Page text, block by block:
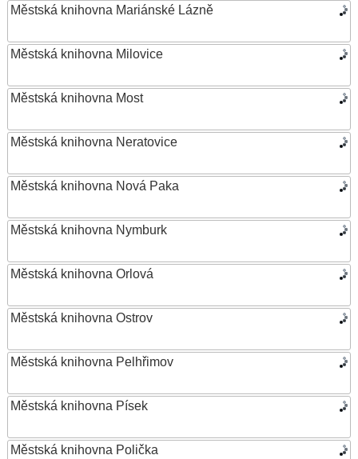
Městská knihovna Mariánské Lázně
Městská knihovna Milovice
Městská knihovna Most
Městská knihovna Neratovice
Městská knihovna Nová Paka
Městská knihovna Nymburk
Městská knihovna Orlová
Městská knihovna Ostrov
Městská knihovna Pelhřimov
Městská knihovna Písek
Městská knihovna Polička